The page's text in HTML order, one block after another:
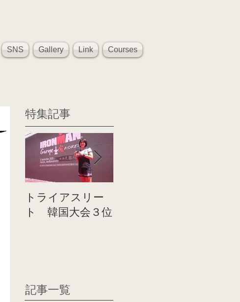
SNS Gallery Link Courses
特集記事
トライアスリー
ト 韓国大会３位
記事一覧